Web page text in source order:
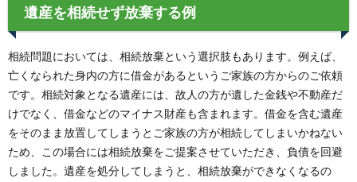
遺産を相続せず放棄する例
相続問題においては、相続放棄という選択肢もあります。例えば、
亡くなられた身内の方に借金があるというご家族の方からのご依頼
です。相続対象となる遺産には、故人の方が遺した金銭や不動産だ
けでなく、借金などのマイナス財産も含まれます。借金を含む遺産
をそのまま放置してしまうとご家族の方が相続してしまいかねない
ため、この場合には相続放棄をご提案させていただき、負債を回避
しました。遺産を処分してしまうと、相続放棄ができなくなるの